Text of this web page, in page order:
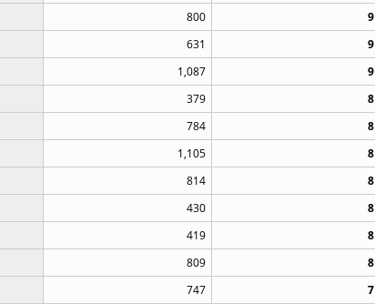
800 9
631 9
1,087 9
379 8
784 8
1,105 8
814 8
430 8
419 8
809 8
747 7